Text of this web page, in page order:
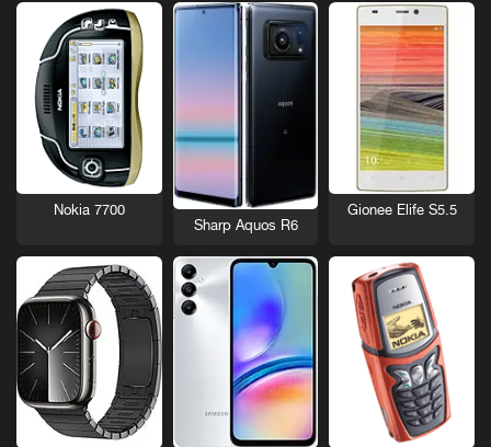
Gionee Elife S5.5
Sharp Aquos R6
Nokia 7700